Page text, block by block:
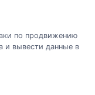
по продвижению
и вывести данные в